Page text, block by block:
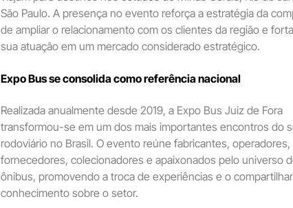
São Paulo. A presença no evento reforça a estratégia da
de ampliar o relacionamento com os clientes da região e
sua atuação em um mercado considerado estratégico.
Expo Bus se consolida como referência nacional
Realizada anualmente desde 2019, a Expo Bus Juiz de Fora
transformou-se em um dos mais importantes encontros do
rodoviário no Brasil. O evento reúne fabricantes, operadores,
fornecedores, colecionadores e apaixonados pelo universo
ônibus, promovendo a troca de experiências e o
conhecimento sobre o setor.